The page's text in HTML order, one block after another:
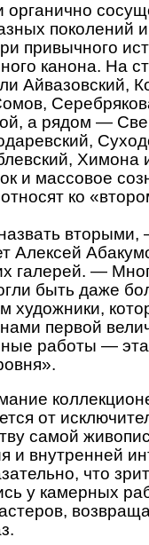
органично
поколений
привычного
канона. На
Айвазовский,
а рядом —
Химона
и массовое
ко
вторыми,
Алексей
галерей. —
быть даже
художники,
первой
работы —
от
самой
и внутренней
что
у камерных